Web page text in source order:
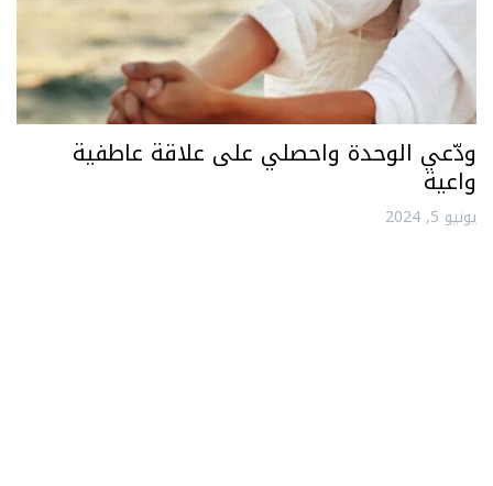
ودّعي الوحدة واحصلي على علاقة عاطفية
واعية
يونيو 5, 2024